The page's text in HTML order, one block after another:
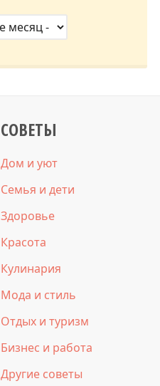
СОВЕТЫ
Дом и уют
Семья и дети
Здоровье
Красота
Кулинария
Мода и стиль
Отдых и туризм
Бизнес и работа
Другие советы